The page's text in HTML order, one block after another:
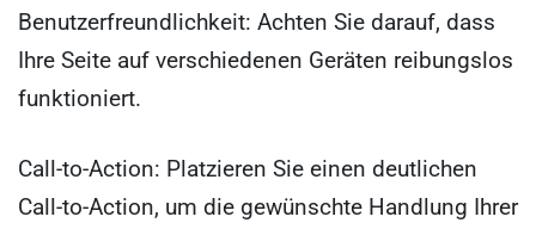
Benutzerfreundlichkeit: Achten Sie darauf, dass
Ihre Seite auf verschiedenen Geräten reibungslos
funktioniert.
Call-to-Action: Platzieren Sie einen deutlichen
Call-to-Action, um die gewünschte Handlung Ihrer